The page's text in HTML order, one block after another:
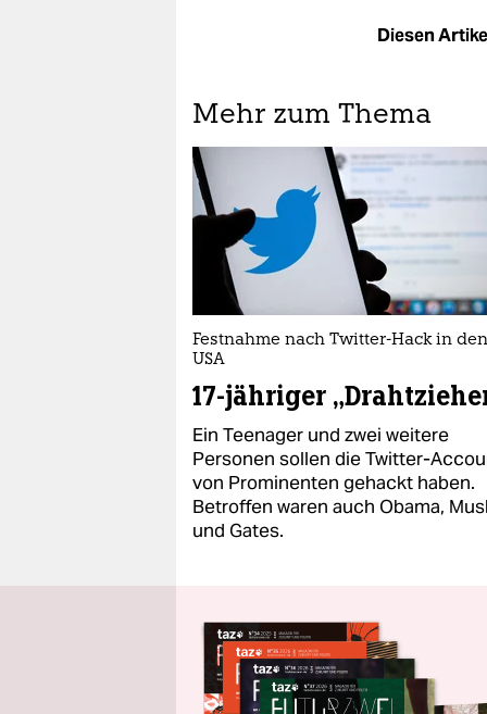
Diesen
Mehr zum Thema
Festnahme nach Twitter-Hack in den
USA
17-jähriger
Ein Teenager und zwei weitere
Personen sollen die Twitter-
von Prominenten gehackt haben.
Betroffen waren auch Obama,
und Gates.